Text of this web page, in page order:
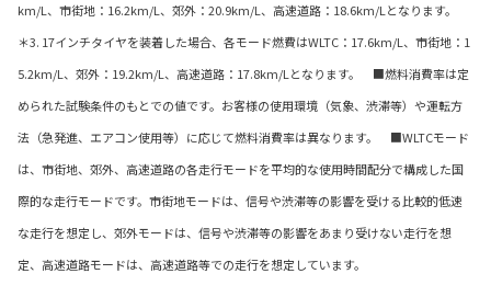
km/L、市街地：16.2km/L、郊外：20.9km/L、高速道路：18.6km/Lとなります。
＊3. 17インチタイヤを装着した場合、各モード燃費はWLTC：17.6km/L、市街地：1
5.2km/L、郊外：19.2km/L、高速道路：17.8km/Lとなります。 ■燃料消費率は定
められた試験条件のもとでの値です。お客様の使用環境（気象、渋滞等）や運転方
法（急発進、エアコン使用等）に応じて燃料消費率は異なります。 ■WLTCモード
は、市街地、郊外、高速道路の各走行モードを平均的な使用時間配分で構成した国
際的な走行モードです。市街地モードは、信号や渋滞等の影響を受ける比較的低速
な走行を想定し、郊外モードは、信号や渋滞等の影響をあまり受けない走行を想
定、高速道路モードは、高速道路等での走行を想定しています。